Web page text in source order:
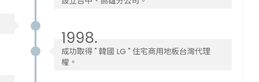
1998.
成功取得 " 韓國 LG " 住宅商用地板台灣代理
權。